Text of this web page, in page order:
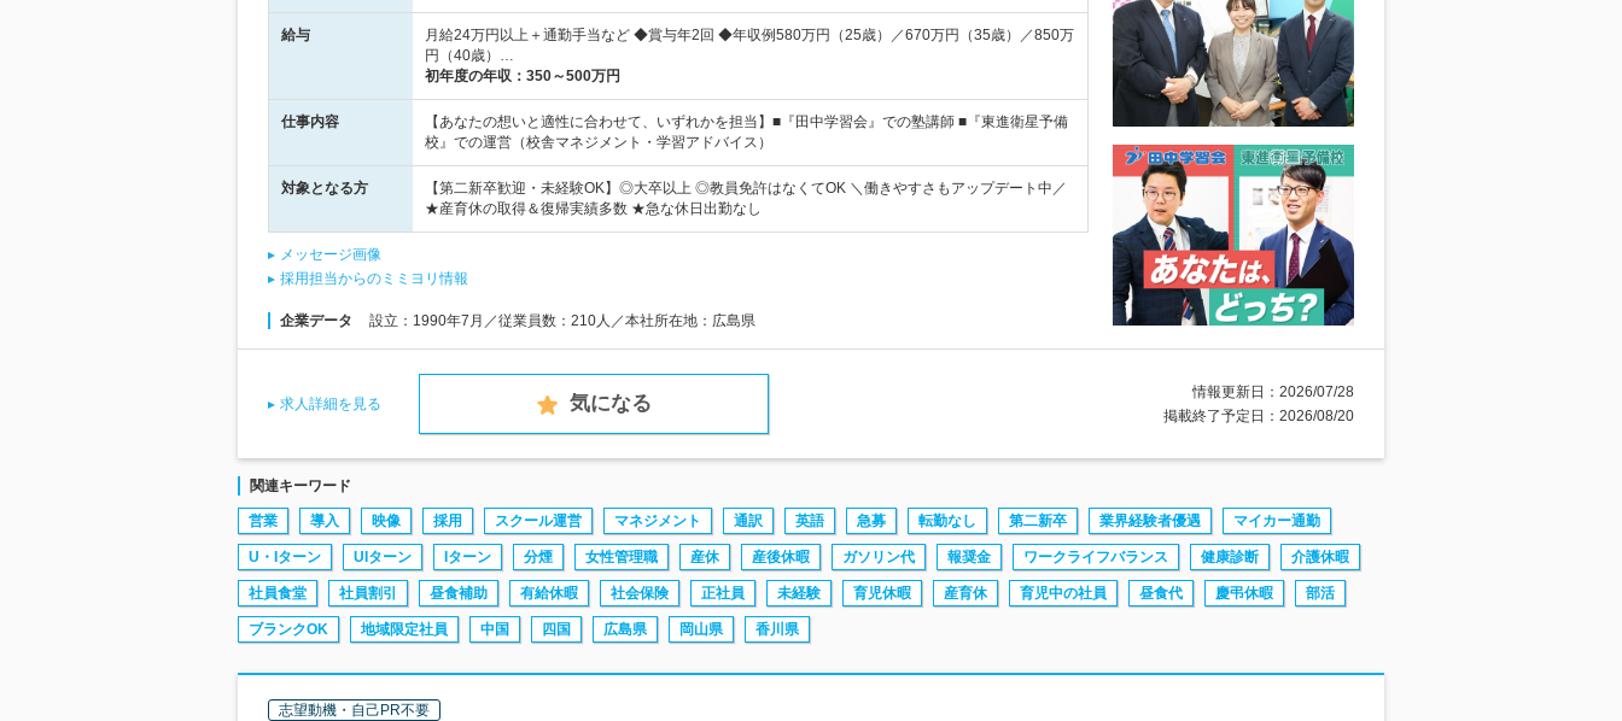
給与
月給24万円以上＋通勤手当など ◆賞与年2回 ◆年収例580万円（25歳）／670万円（35歳）／850万
円（40歳）…
初年度の年収： 350～500万円
仕事内容
【あなたの想いと適性に合わせて、いずれかを担当】■『田中学習会』での塾講師 ■『東進衛星予備
校』での運営（校舎マネジメント・学習アドバイス）
対象となる方
【第二新卒歓迎・未経験OK】◎大卒以上 ◎教員免許はなくてOK ＼働きやすさもアップデート中／
★産育休の取得＆復帰実績多数 ★急な休日出勤なし
メッセージ画像
採用担当からのミミヨリ情報
企業データ 設立：1990年7月／従業員数：210人／本社所在地：広島県
求人詳細を見る 気になる
情報更新日：2026/07/28
掲載終了予定日：2026/08/20
関連キーワード
営業 導入 映像 採用 スクール運営 マネジメント 通訳 英語 急募 転勤なし 第二新卒 業界経験者優遇 マイカー通勤
U・Iターン UIターン Iターン 分煙 女性管理職 産休 産後休暇 ガソリン代 報奨金 ワークライフバランス 健康診断 介護休暇
社員食堂 社員割引 昼食補助 有給休暇 社会保険 正社員 未経験 育児休暇 産育休 育児中の社員 昼食代 慶弔休暇 部活
ブランクOK 地域限定社員 中国 四国 広島県 岡山県 香川県
志望動機・自己PR不要